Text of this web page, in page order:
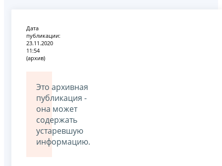
Дата
публикации:
23.11.2020
11:54
(архив)
Это архивная
публикация -
она может
содержать
устаревшую
информацию.